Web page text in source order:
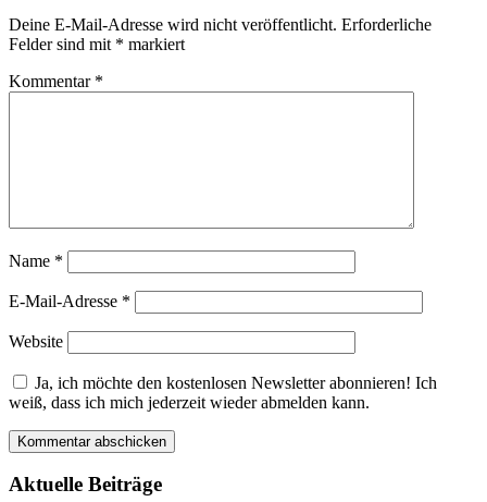
Deine E-Mail-Adresse wird nicht veröffentlicht. Erforderliche
Felder sind mit * markiert
Kommentar *
Name *
E-Mail-Adresse *
Website
Ja, ich möchte den kostenlosen Newsletter abonnieren! Ich
weiß, dass ich mich jederzeit wieder abmelden kann.
Aktuelle Beiträge